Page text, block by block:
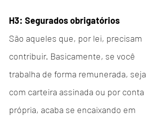
H3: Segurados obrigatórios
São aqueles que, por lei, precisam
contribuir. Basicamente, se você
trabalha de forma remunerada, seja
com carteira assinada ou por conta
própria, acaba se encaixando em